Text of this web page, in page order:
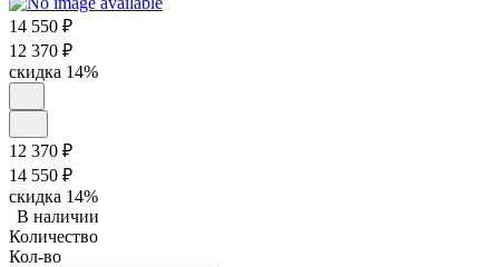
14 550 ₽
12 370 ₽
скидка 14%
12 370 ₽
14 550 ₽
скидка 14%
В наличии
Количество
Кол-во